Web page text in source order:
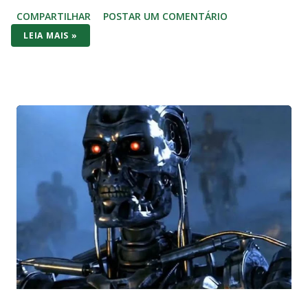
violação direta à imunidade parlamentar prevista na
Constituição Federal de 1988. O Artigo 53 da Constituição é
todas as manifestações, sem exceções ou condicionantes,
exatamente para proteger o livre exercício do mandato
parlamentar. Essa imunidade não é privilégio pessoal, mas
garantia institucional do regime democrático. Ela permite que
senadores e deputados debatem temas nacionais sem medo
de retaliação judicial, inclusive fora do plenário, desde que no
exercício da função. Diante da literalidade do texto
constitucional, a abertur...
COMPARTILHAR POSTAR UM COMENTÁRIO
LEIA MAIS »